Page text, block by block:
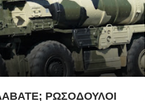
ΡΩΣΟΔΟΥΛΟΙ